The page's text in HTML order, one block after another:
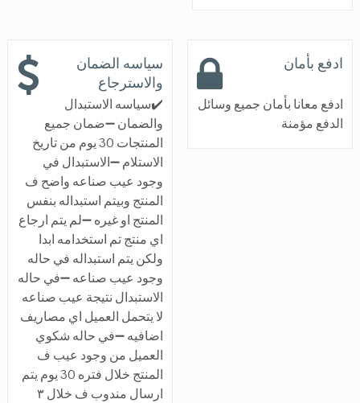
ادفع بأمان
ادفع معانا بأمان جميع وسائل
الدفع مؤمنة
سياسه الضمان
والاسترجاع
✔️سياسه الاستبدال
والضمان ➖ضمان جميع
المنتجات 30 يوم من تاريخ
الاستلام ➖الاستبدال في
وجود عيب صناعه واضح ف
المنتج وبيتم استبداله بنفس
المنتج او غيره ➖لم يتم ارجاع
اي منتج تم استخدامه ابدا
ولكن يتم استبداله في حاله
وجود عيب صناعه ➖في حاله
الاستبدال نتيجة عيب صناعه
لا يتحمل العميل اي مصاريف
اضافيه ➖في حاله شكوي
العميل من وجود عيب ف
المنتج خلال فتره 30 يوم يتم
ارسال مندوب ف خلال ٣